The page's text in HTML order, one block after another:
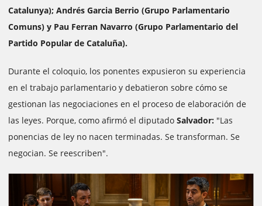
Catalunya); Andrés Garcia Berrio (Grupo Parlamentario
Comuns) y Pau Ferran Navarro (Grupo Parlamentario del
Partido Popular de Cataluña).
Durante el coloquio, los ponentes expusieron su experiencia
en el trabajo parlamentario y debatieron sobre cómo se
gestionan las negociaciones en el proceso de elaboración de
las leyes. Porque, como afirmó el diputado Salvador: "Las
ponencias de ley no nacen terminadas. Se transforman. Se
negocian. Se reescriben".